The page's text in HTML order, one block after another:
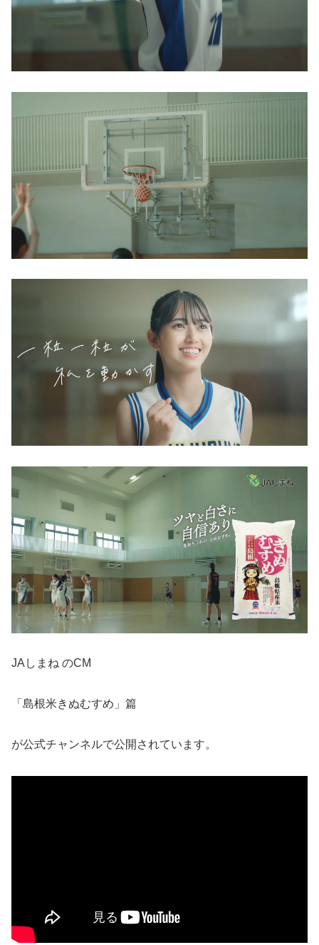
JAしまね のCM
「島根米きぬむすめ」篇
が公式チャンネルで公開されています。